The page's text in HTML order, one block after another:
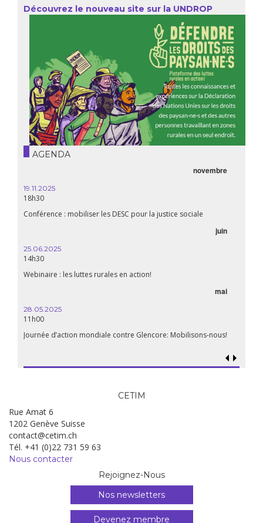
Découvrez le nouveau site sur la UNDROP
AGENDA
novembre
19.11.2025
18h30
Conférence : mobiliser les DESC pour la justice sociale
juin
25.06.2025
14h30
Webinaire : les luttes rurales en action!
mai
28.05.2025
11h00
Journée d’action mondiale contre Glencore: Mobilisons-nous!
CETIM
Rue Amat 6
1202 Genève Suisse
contact@cetim.ch
Tél. +41 (0)22 731 59 63
Nous contacter
Rejoignez-Nous
Nos newsletters
Devenez membre